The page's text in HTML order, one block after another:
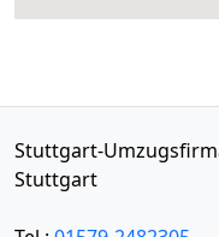
Stuttgart-
Stuttgart